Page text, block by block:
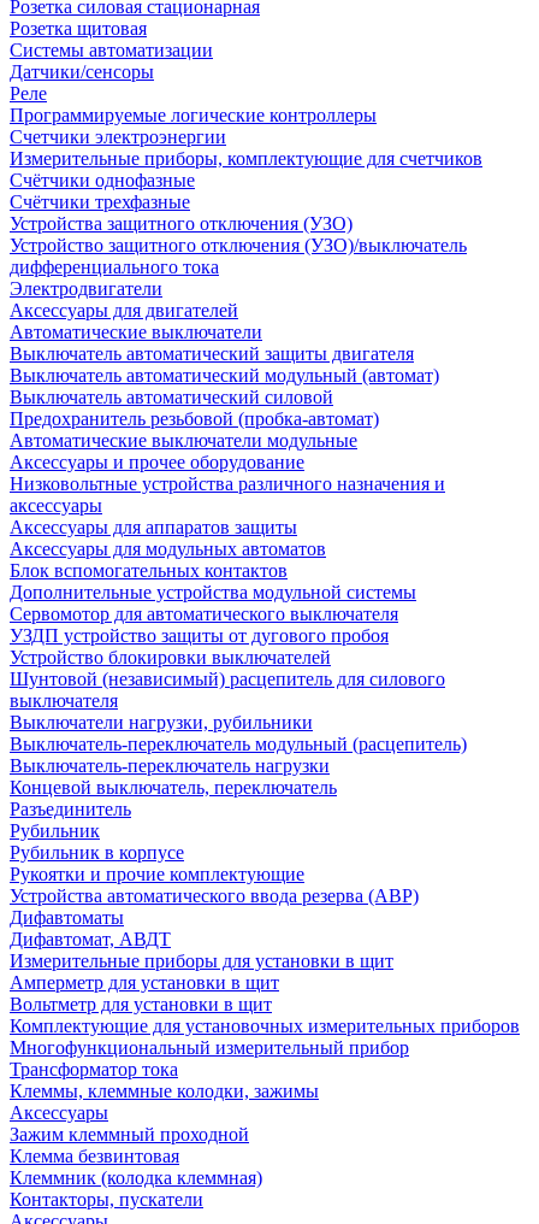
Розетка силовая стационарная
Розетка щитовая
Системы автоматизации
Датчики/сенсоры
Реле
Программируемые логические контроллеры
Счетчики электроэнергии
Измерительные приборы, комплектующие для счетчиков
Счётчики однофазные
Счётчики трехфазные
Устройства защитного отключения (УЗО)
Устройство защитного отключения (УЗО)/выключатель
дифференциального тока
Электродвигатели
Аксессуары для двигателей
Автоматические выключатели
Выключатель автоматический защиты двигателя
Выключатель автоматический модульный (автомат)
Выключатель автоматический силовой
Предохранитель резьбовой (пробка-автомат)
Автоматические выключатели модульные
Аксессуары и прочее оборудование
Низковольтные устройства различного назначения и
аксессуары
Аксессуары для аппаратов защиты
Аксессуары для модульных автоматов
Блок вспомогательных контактов
Дополнительные устройства модульной системы
Сервомотор для автоматического выключателя
УЗДП устройство защиты от дугового пробоя
Устройство блокировки выключателей
Шунтовой (независимый) расцепитель для силового
выключателя
Выключатели нагрузки, рубильники
Выключатель-переключатель модульный (расцепитель)
Выключатель-переключатель нагрузки
Концевой выключатель, переключатель
Разъединитель
Рубильник
Рубильник в корпусе
Рукоятки и прочие комплектующие
Устройства автоматического ввода резерва (АВР)
Дифавтоматы
Дифавтомат, АВДТ
Измерительные приборы для установки в щит
Амперметр для установки в щит
Вольтметр для установки в щит
Комплектующие для установочных измерительных приборов
Многофункциональный измерительный прибор
Трансформатор тока
Клеммы, клеммные колодки, зажимы
Аксессуары
Зажим клеммный проходной
Клемма безвинтовая
Клеммник (колодка клеммная)
Контакторы, пускатели